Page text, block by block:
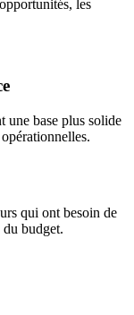
les
une base plus solide
qui ont besoin de
budget.